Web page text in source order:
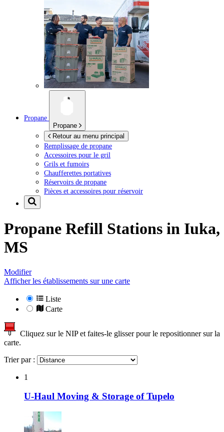
Propane
Propane
Retour au menu principal
Remplissage de propane
Accessoires pour le gril
Grils et fumoirs
Chaufferettes portatives
Réservoirs de propane
Pièces et accessoires pour réservoir
Propane Refill Stations in Iuka,
MS
Modifier
Afficher les établissements sur une carte
Liste
Carte
Cliquez sur le NIP et faites-le glisser pour le repositionner sur la
carte.
Trier par :
1
U-Haul Moving & Storage of Tupelo